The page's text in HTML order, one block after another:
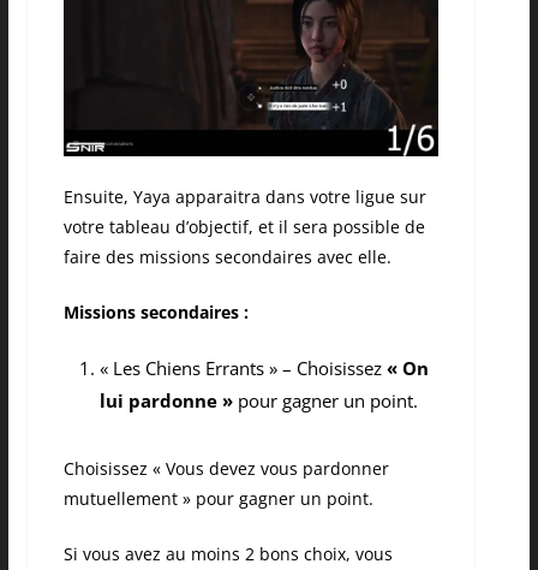
Ensuite, Yaya apparaitra dans votre ligue sur
votre tableau d’objectif, et il sera possible de
faire des missions secondaires avec elle.
Missions secondaires :
« Les Chiens Errants » – Choisissez« On
lui pardonne »pour gagner un point.
Choisissez « Vous devez vous pardonner
mutuellement » pour gagner un point.
Si vous avez au moins 2 bons choix, vous